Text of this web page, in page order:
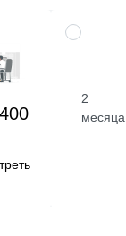
НАВЫК
2
месяца